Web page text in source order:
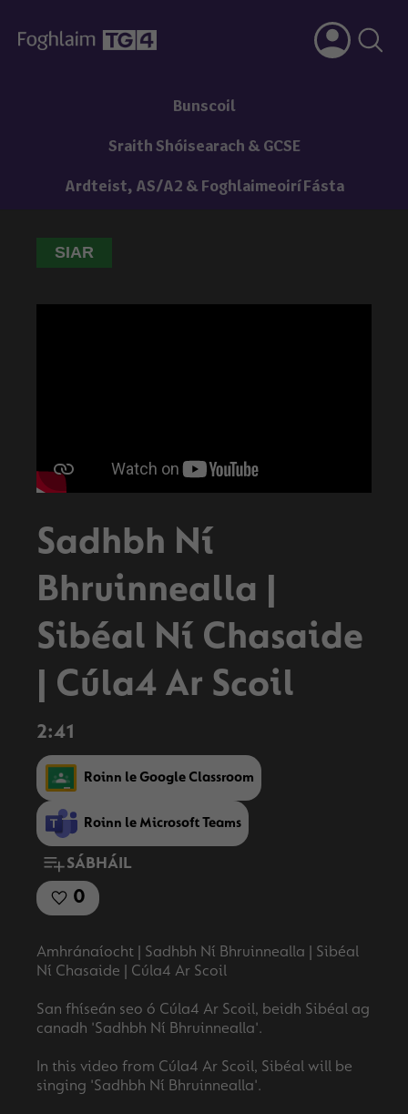
Bunscoil
Sraith Shóisearach & GCSE
Ardteist, AS/A2 & Foghlaimeoirí Fásta
SIAR
Sadhbh Ní
Bhruinnealla |
Sibéal Ní Chasaide
| Cúla4 Ar Scoil
2:41
Roinn le Google Classroom
Roinn le Microsoft Teams
SÁBHÁIL
0
Amhránaíocht | Sadhbh Ní Bhruinnealla | Sibéal
Ní Chasaide | Cúla4 Ar Scoil
San fhíseán seo ó Cúla4 Ar Scoil, beidh Sibéal ag
canadh 'Sadhbh Ní Bhruinnealla'.
In this video from Cúla4 Ar Scoil, Sibéal will be
singing 'Sadhbh Ní Bhruinnealla'.